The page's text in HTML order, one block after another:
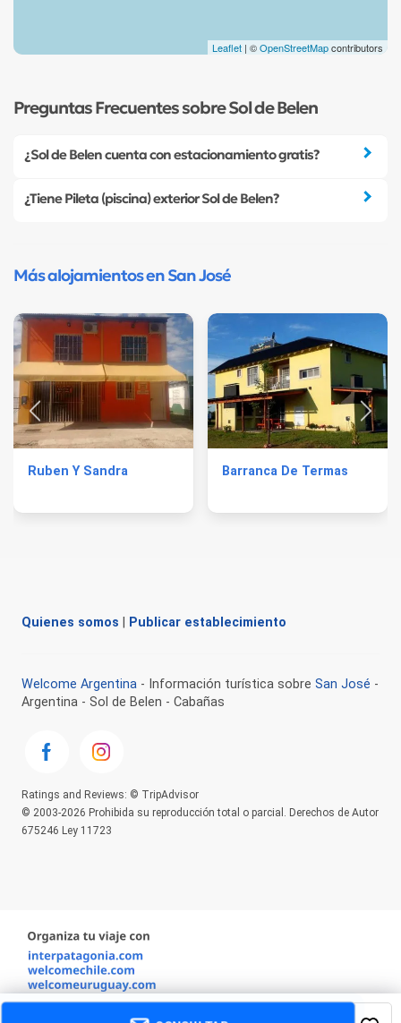
Leaflet | ©OpenStreetMapcontributors
Preguntas Frecuentes sobre Sol de Belen
¿Sol de Belen cuenta con estacionamiento gratis?
¿Tiene Pileta (piscina) exterior Sol de Belen?
Más alojamientos en San José
Ruben Y Sandra Barranca De Termas
Quienes somos Publicar establecimiento
Welcome Argentina - Información turística sobre San José -
Argentina - Sol de Belen - Cabañas
Ratings and Reviews: © TripAdvisor
© 2003-2026 Prohibida su reproducción total o parcial. Derechos de Autor
675246 Ley 11723